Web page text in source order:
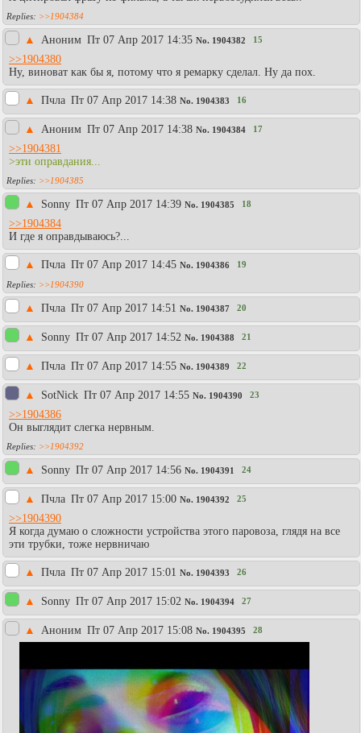
>>1904384
▲ Аноним Пт 07 Апр 2017 14:35 No. 1904382 15
>>1904380
Ну, виноват как бы я, потому что я ремарку сделал. Ну да пох.
▲ Пчла Пт 07 Апр 2017 14:38 No. 1904383 16
▲ Аноним Пт 07 Апр 2017 14:38 No. 1904384 17
>>1904381
>эти оправдания...
>>1904385
▲ Sonny Пт 07 Апр 2017 14:39 No. 1904385 18
>>1904384
И где я оправдываюсь?...
▲ Пчла Пт 07 Апр 2017 14:45 No. 1904386 19
>>1904390
▲ Пчла Пт 07 Апр 2017 14:51 No. 1904387 20
▲ Sonny Пт 07 Апр 2017 14:52 No. 1904388 21
▲ Пчла Пт 07 Апр 2017 14:55 No. 1904389 22
▲ SotNick Пт 07 Апр 2017 14:55 No. 1904390 23
>>1904386
Он выглядит слегка нервным.
>>1904392
▲ Sonny Пт 07 Апр 2017 14:56 No. 1904391 24
▲ Пчла Пт 07 Апр 2017 15:00 No. 1904392 25
>>1904390
Я когда думаю о сложности устройства этого паровоза, глядя на все
эти трубки, тоже нервничаю
▲ Пчла Пт 07 Апр 2017 15:01 No. 1904393 26
▲ Sonny Пт 07 Апр 2017 15:02 No. 1904394 27
▲ Аноним Пт 07 Апр 2017 15:08 No. 1904395 28